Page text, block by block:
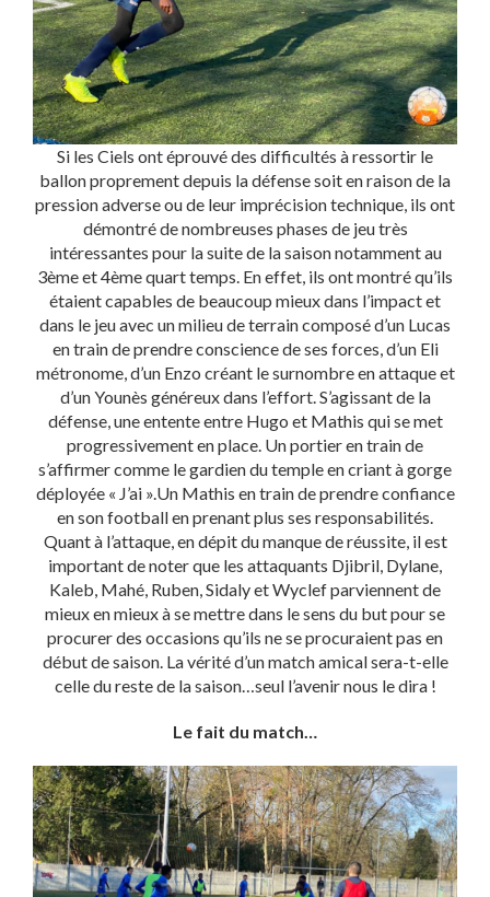
Si les Ciels ont éprouvé des difficultés à ressortir le
ballon proprement depuis la défense soit en raison de la
pression adverse ou de leur imprécision technique, ils ont
démontré de nombreuses phases de jeu très
intéressantes pour la suite de la saison notamment au
3ème et 4ème quart temps. En effet, ils ont montré qu’ils
étaient capables de beaucoup mieux dans l’impact et
dans le jeu avec un milieu de terrain composé d’un Lucas
en train de prendre conscience de ses forces, d’un Eli
métronome, d’un Enzo créant le surnombre en attaque et
d’un Younès généreux dans l’effort. S’agissant de la
défense, une entente entre Hugo et Mathis qui se met
progressivement en place. Un portier en train de
s’affirmer comme le gardien du temple en criant à gorge
déployée « J’ai ».Un Mathis en train de prendre confiance
en son football en prenant plus ses responsabilités.
Quant à l’attaque, en dépit du manque de réussite, il est
important de noter que les attaquants Djibril, Dylane,
Kaleb, Mahé, Ruben, Sidaly et Wyclef parviennent de
mieux en mieux à se mettre dans le sens du but pour se
procurer des occasions qu’ils ne se procuraient pas en
début de saison. La vérité d’un match amical sera-t-elle
celle du reste de la saison…seul l’avenir nous le dira !
Le fait du match…